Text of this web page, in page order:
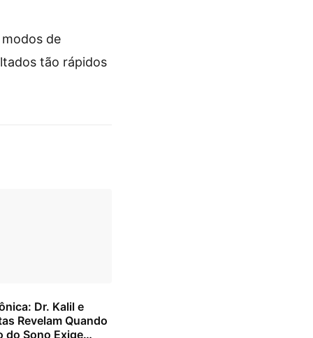
de
tão rápidos
Dr. Kalil e
Revelam Quando
do Sono Exige